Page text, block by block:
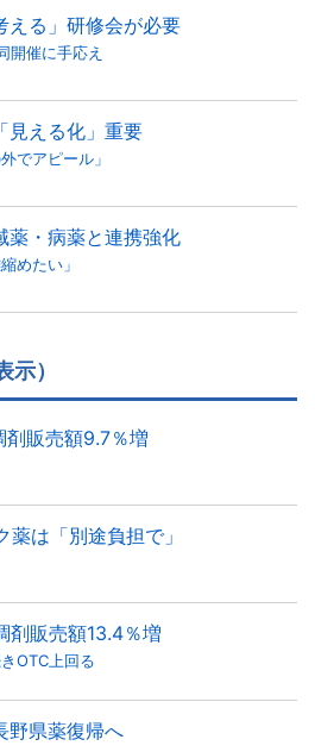
える」研修会が必要
開催に手応え
見える化」重要
でアピール」
薬・病薬と連携強化
めたい」
）
剤販売額9.7％増
は「別途負担で」
剤販売額13.4％増
OTC上回る
野県薬復帰へ